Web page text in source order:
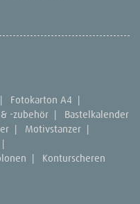
| Fotokarton A4 |
-zubehör |
Bastelkalender
| Motivstanzer |
|
| Konturscheren